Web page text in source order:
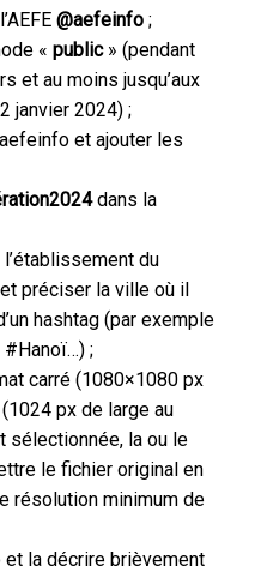
@aefeinfo ;
« public » (pendant
et au moins jusqu’aux
janvier 2024) ;
et ajouter les
dans la
du
préciser la ville où il
hashtag (par exemple
#Hanoï…) ;
carré (1080×1080 px
px de large au
sélectionnée, la ou le
le fichier original en
résolution minimum de
et la décrire brièvement